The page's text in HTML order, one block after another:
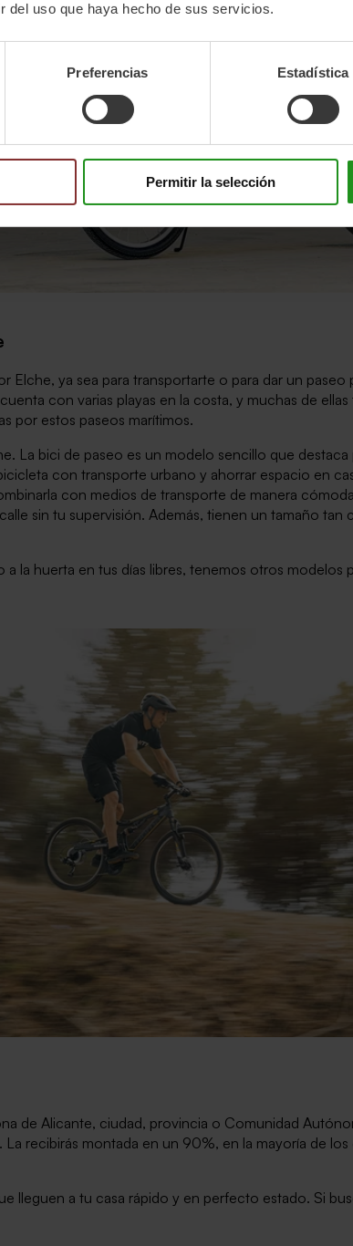
del uso que haya hecho de sus servicios.
Preferencias Estadística
Permitir la selección
Elche, ya sea para transportarte o para dar un
con varias playas en la costa, y muchas de
por estos paseos marítimos.
La bici de paseo es un modelo sencillo que
con transporte urbano y ahorrar espacio en
con medios de transporte de manera
sin tu supervisión. Además, tienen un tamaño
a la huerta en tus días libres, tenemos otros
de Alicante, ciudad, provincia o Comunidad
recibirás montada en un 90%, en la mayoría de
lleguen a tu casa rápido y en perfecto estado. Si